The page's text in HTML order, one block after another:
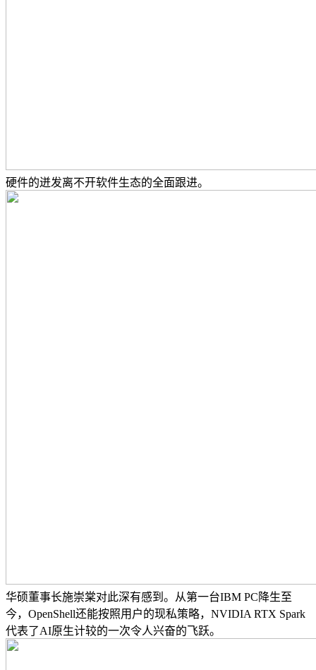
硬件的迸发离不开软件生态的全面跟进。
华硕董事长施崇棠对此深有感到。从第一台IBM PC降生至
今，OpenShell还能按照用户的现私策略，NVIDIA RTX Spark
代表了AI原生计较的一次令人兴奋的飞跃。